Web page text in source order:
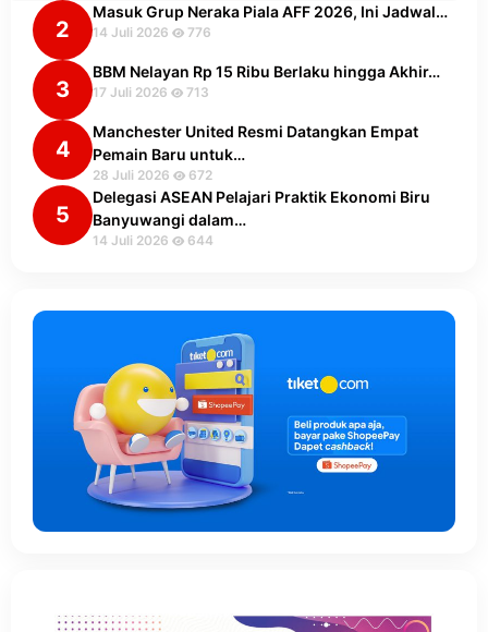
2
Masuk Grup Neraka Piala AFF 2026, Ini Jadwal…
14 Juli 2026 776
3
BBM Nelayan Rp 15 Ribu Berlaku hingga Akhir…
17 Juli 2026 713
4
Manchester United Resmi Datangkan Empat
Pemain Baru untuk…
28 Juli 2026 672
5
Delegasi ASEAN Pelajari Praktik Ekonomi Biru
Banyuwangi dalam…
14 Juli 2026 644